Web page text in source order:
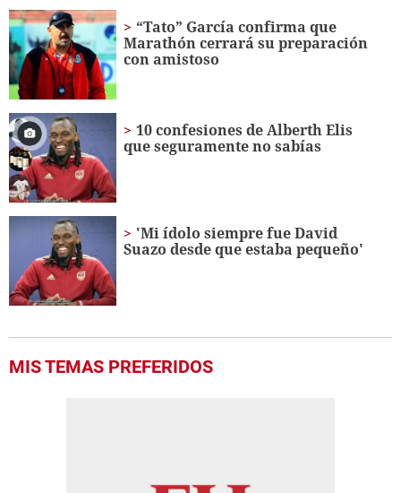
1
minute,
41
seconds
“Tato” García confirma que
Marathón cerrará su preparación
con amistoso
10 confesiones de Alberth Elis
que seguramente no sabías
'Mi ídolo siempre fue David
Suazo desde que estaba pequeño'
MIS TEMAS PREFERIDOS